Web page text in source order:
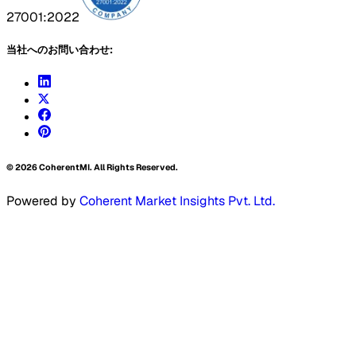
27001:2022
当社へのお問い合わせ:
©2026CoherentMI. All Rights Reserved.
Powered by Coherent Market Insights Pvt. Ltd.